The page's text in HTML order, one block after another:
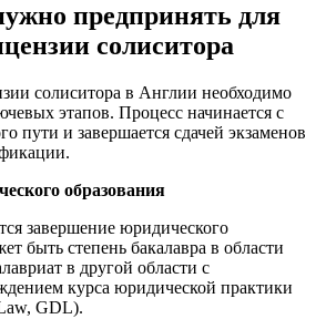
предпринять для
солиситора
солиситора в Англии необходимо
этапов. Процесс начинается с
пути и завершается сдачей экзаменов
образования
завершение юридического
быть степень бакалавра в области
в другой области с
курса юридической практики
GDL).